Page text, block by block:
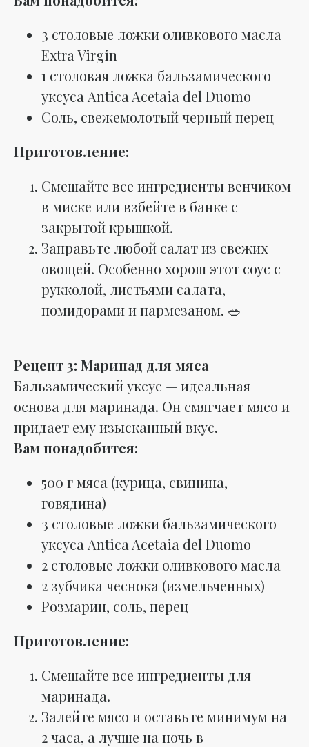
3 столовые ложки оливкового масла
Extra Virgin
1 столовая ложка бальзамического
уксуса Antica Acetaia del Duomo
Соль, свежемолотый черный перец
Приготовление:
Смешайте все ингредиенты венчиком
в миске или взбейте в банке с
закрытой крышкой.
Заправьте любой салат из свежих
овощей. Особенно хорош этот соус с
рукколой, листьями салата,
помидорами и пармезаном. 🥗
Рецепт 3: Маринад для мяса
Бальзамический уксус — идеальная
основа для маринада. Он смягчает мясо и
придает ему изысканный вкус.
Вам понадобится:
500 г мяса (курица, свинина,
говядина)
3 столовые ложки бальзамического
уксуса Antica Acetaia del Duomo
2 столовые ложки оливкового масла
2 зубчика чеснока (измельченных)
Розмарин, соль, перец
Приготовление:
Смешайте все ингредиенты для
маринада.
Залейте мясо и оставьте минимум на
2 часа, а лучше на ночь в